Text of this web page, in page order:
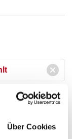
Über Cookies